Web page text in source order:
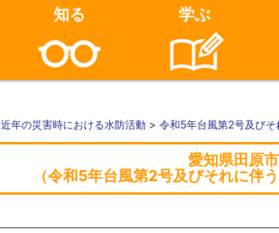
知る 学ぶ
近年の災害時における水防活動> 令和5年台風第2号及び
愛知県田原
（令和5年台風第2号及びそれに伴